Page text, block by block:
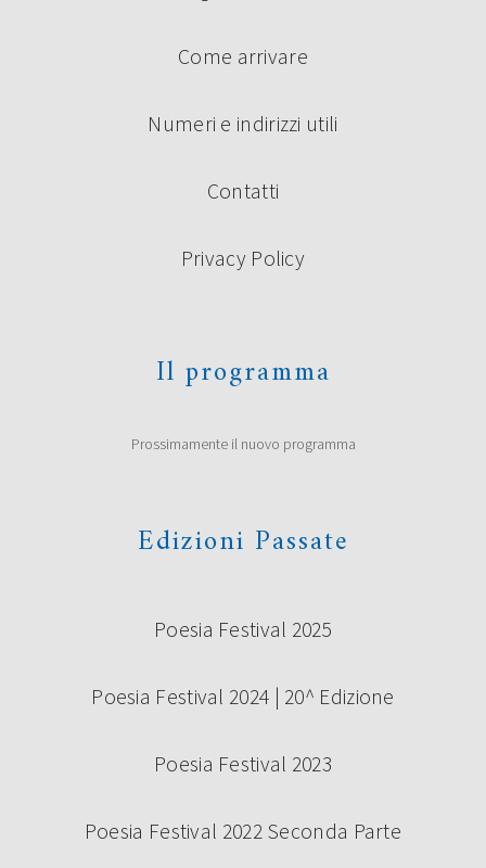
Come arrivare
Numeri e indirizzi utili
Contatti
Privacy Policy
Il programma
Prossimamente il nuovo programma
Edizioni Passate
Poesia Festival 2025
Poesia Festival 2024 | 20^ Edizione
Poesia Festival 2023
Poesia Festival 2022 Seconda Parte